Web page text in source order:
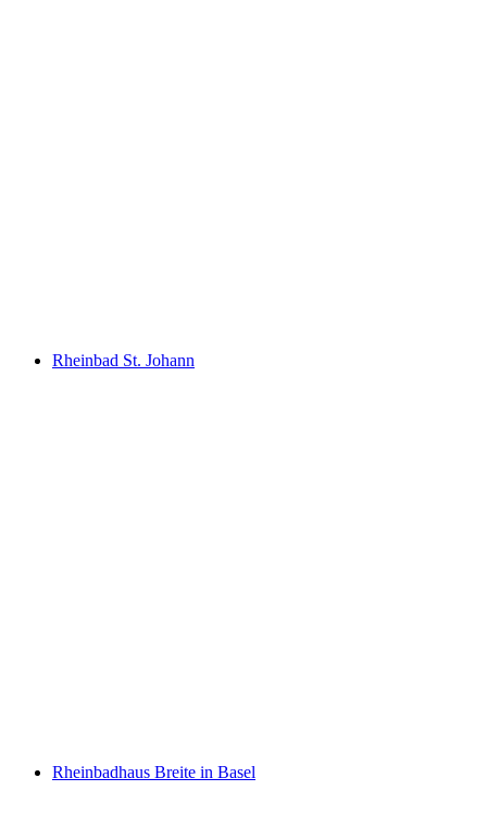
Rheinbad St. Johann
Rheinbadhaus Breite in Basel